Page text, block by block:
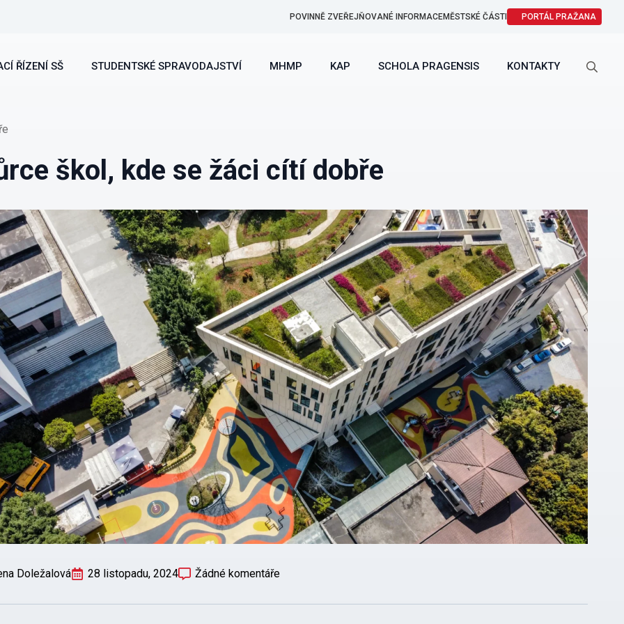
POVINNĚ ZVEŘEJŇOVANÉ INFORMACEMĚSTSKÉ ČÁSTI PORTÁL PRAŽANA
ŘÍZENÍ SŠ STUDENTSKÉ SPRAVODAJSTVÍ MHMP KAP SCHOLA PRAGENSIS KONTAKTY
škol, kde se žáci cítí dobře
Doležalová 28 listopadu, 2024 Žádné komentáře